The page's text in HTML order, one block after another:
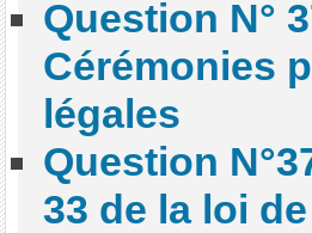
Question N°
Cérémonies
légales
Question
33 de la loi